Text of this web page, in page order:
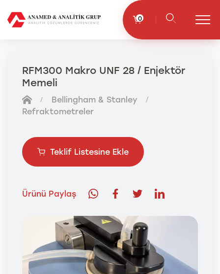
0
RFM300 Makro UNF 28 / Enjektör
Memeli
Bellingham & Stanley
Refraktometreler
Teklif Listesine Ekle
Ürünü Paylaş